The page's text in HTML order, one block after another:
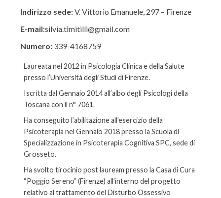
Indirizzo sede:V. Vittorio Emanuele, 297 – Firenze
E-mail:silvia.timitilli@gmail.com
Numero: 339-4168759
Laureata nel 2012 in Psicologia Clinica e della Salute
presso l’Università degli Studi di Firenze.
Iscritta dal Gennaio 2014 all’albo degli Psicologi della
Toscana con il n° 7061.
Ha conseguito l’abilitazione all’esercizio della
Psicoterapia nel Gennaio 2018 presso la Scuola di
Specializzazione in Psicoterapia Cognitiva SPC, sede di
Grosseto.
Ha svolto tirocinio post lauream presso la Casa di Cura
“Poggio Sereno” (Firenze) all’interno del progetto
relativo al trattamento del Disturbo Ossessivo